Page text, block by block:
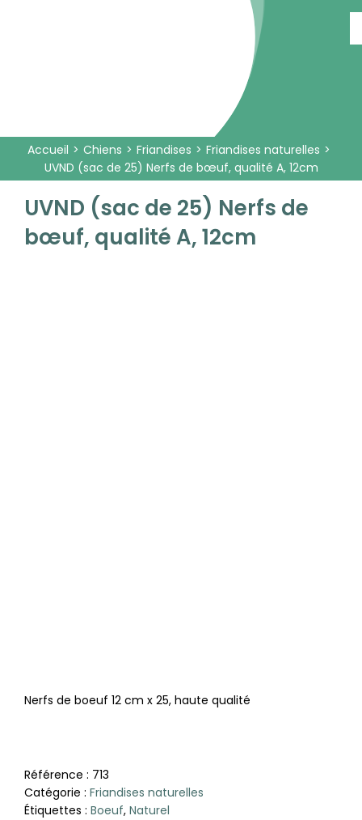
Accueil Chiens Friandises
Friandises naturelles
UVND (sac de 25) Nerfs de bœuf, qualité A, 12cm
UVND (sac de 25) Nerfs de
bœuf, qualité A, 12cm
Nerfs de boeuf 12 cm x 25, haute qualité
Référence : 713
Catégorie : Friandises naturelles
Étiquettes : Boeuf, Naturel